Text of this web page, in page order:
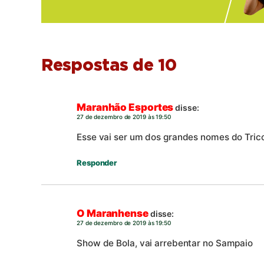
Respostas de 10
Maranhão Esportesdisse:
27 de dezembro de 2019 às 19:50
Esse vai ser um dos grandes nomes do
Responder
O Maranhensedisse:
27 de dezembro de 2019 às 19:50
Show de Bola, vai arrebentar no Sampaio